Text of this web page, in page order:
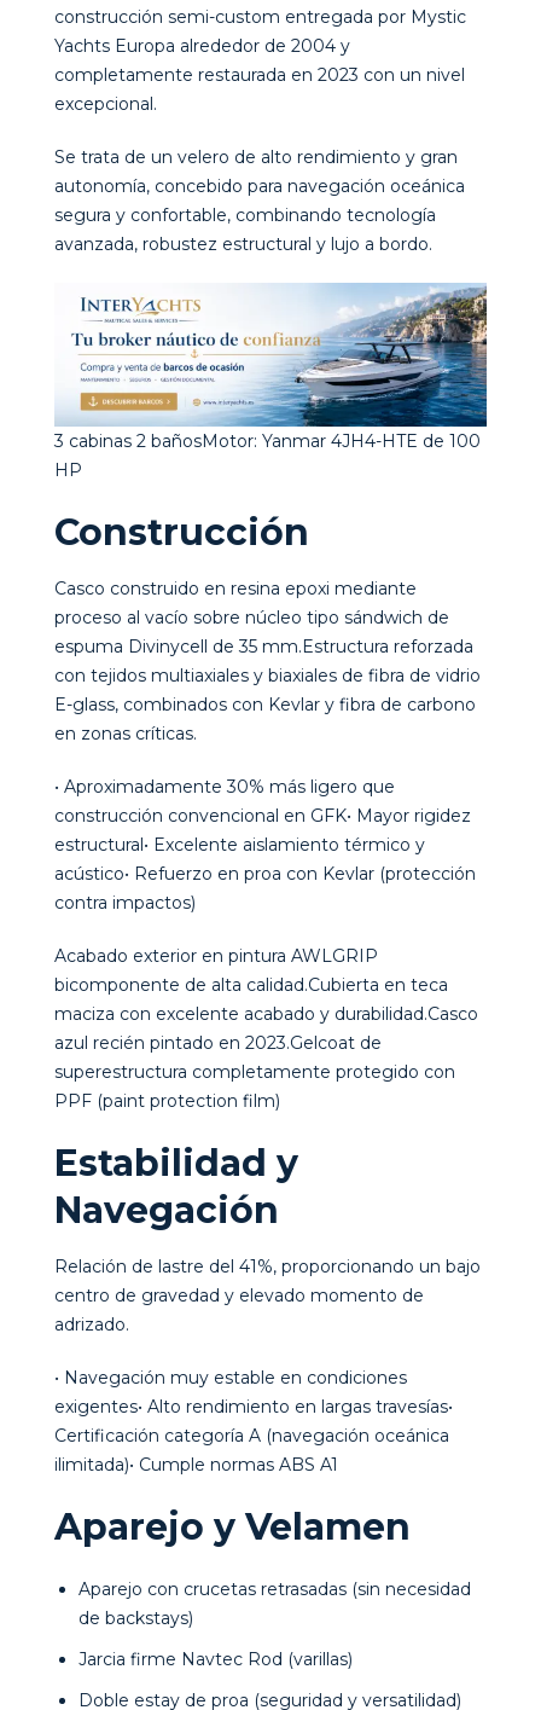
construcción semi-custom entregada por Mystic
Yachts Europa alrededor de 2004 y
completamente restaurada en 2023 con un nivel
excepcional.
Se trata de un velero de alto rendimiento y gran
autonomía, concebido para navegación oceánica
segura y confortable, combinando tecnología
avanzada, robustez estructural y lujo a bordo.
3 cabinas 2 bañosMotor: Yanmar 4JH4-HTE de 100
HP
Construcción
Casco construido en resina epoxi mediante
proceso al vacío sobre núcleo tipo sándwich de
espuma Divinycell de 35 mm.Estructura reforzada
con tejidos multiaxiales y biaxiales de fibra de vidrio
E-glass, combinados con Kevlar y fibra de carbono
en zonas críticas.
• Aproximadamente 30% más ligero que
construcción convencional en GFK• Mayor rigidez
estructural• Excelente aislamiento térmico y
acústico• Refuerzo en proa con Kevlar (protección
contra impactos)
Acabado exterior en pintura AWLGRIP
bicomponente de alta calidad.Cubierta en teca
maciza con excelente acabado y durabilidad.Casco
azul recién pintado en 2023.Gelcoat de
superestructura completamente protegido con
PPF (paint protection film)
Estabilidad y
Navegación
Relación de lastre del 41%, proporcionando un bajo
centro de gravedad y elevado momento de
adrizado.
• Navegación muy estable en condiciones
exigentes• Alto rendimiento en largas travesías•
Certificación categoría A (navegación oceánica
ilimitada)• Cumple normas ABS A1
Aparejo y Velamen
Aparejo con crucetas retrasadas (sin necesidad
de backstays)
Jarcia firme Navtec Rod (varillas)
Doble estay de proa (seguridad y versatilidad)